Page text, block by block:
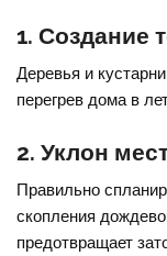
1. Создание
Деревья и
перегрев дома в
2. Уклон
Правильно
скопления
предотвращает